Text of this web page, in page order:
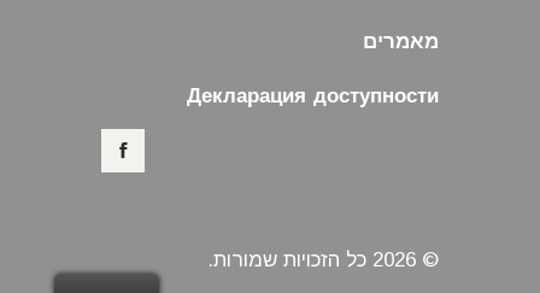
מאמרים
Декларация доступности
© 2026 כל הזכויות שמורות.